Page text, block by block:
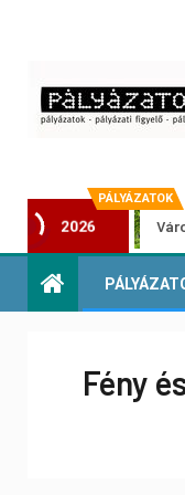
PÁLYÁZATOK
2026Városzöldítő
Fény